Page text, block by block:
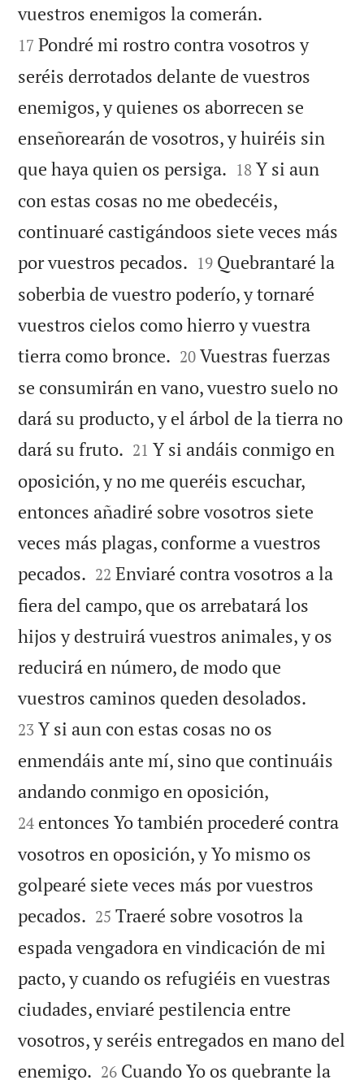
vuestros enemigos la comerán.
17 Pondré mi rostro contra vosotros y
seréis derrotados delante de vuestros
enemigos, y quienes os aborrecen se
enseñorearán de vosotros, y huiréis sin
que haya quien os persiga. 

18 Y si aun
con estas cosas no me obedecéis,
continuaré castigándoos siete veces más
por vuestros pecados. 

19 Quebrantaré la
soberbia de vuestro poderío, y tornaré
vuestros cielos como hierro y vuestra
tierra como bronce. 

20 Vuestras fuerzas
se consumirán en vano, vuestro suelo no
dará su producto, y el árbol de la tierra no
dará su fruto. 

21 Y si andáis conmigo en
oposición, y no me queréis escuchar,
entonces añadiré sobre vosotros siete
veces más plagas, conforme a vuestros
pecados. 

22 Enviaré contra vosotros a la
fiera del campo, que os arrebatará los
hijos y destruirá vuestros animales, y os
reducirá en número, de modo que
vuestros caminos queden desolados.
23 Y si aun con estas cosas no os
enmendáis ante mí, sino que continuáis
andando conmigo en oposición,
24 entonces Yo también procederé contra
vosotros en oposición, y Yo mismo os
golpearé siete veces más por vuestros
pecados. 

25 Traeré sobre vosotros la
espada vengadora en vindicación de mi
pacto, y cuando os refugiéis en vuestras
ciudades, enviaré pestilencia entre
vosotros, y seréis entregados en mano del
enemigo. 

26 Cuando Yo os quebrante la